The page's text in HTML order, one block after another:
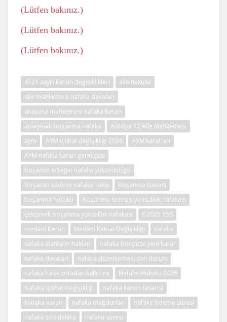
(Lütfen bakınız.)
(Lütfen bakınız.)
(Lütfen bakınız.)
4721 sayılı kanun değişiklikleri
aile hukuku
aile mahkemesi nafaka davaları
anayasa mahkemesi nafaka kararı
anlaşmalı boşanma nafaka
Antalya 12 Aile Mahkemesi
aym
AYM içtihat değişikliği 2026
AYM kararları
AYM nafaka kararı gerekçesi
boşanan erkeğin nafaka yükümlülüğü
boşanan kadının nafaka hakkı
Boşanma Davası
boşanma hukuku
Boşanma sonrası yoksulluk nafakası
çekişmeli boşanma yoksulluk nafakası
E 2025 156
medeni kanun
Medeni Kanun Değişikliği
nafaka
nafaka alanların hakları
nafaka borçlusu yeni karar
nafaka davaları
nafaka düzenlemesi son durum
nafaka hakkı ortadan kalktı mı
Nafaka Hukuku 2026
Nafaka İçtihat Değişikliği
nafaka kanun tasarısı
Nafaka kararı
nafaka mağdurları
nafaka ödeme süresi
nafaka son dakika
nafaka süresi